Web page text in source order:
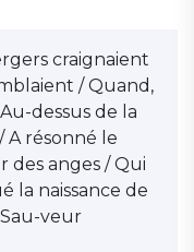
craignaient
/ Quand,
dessus de la
A résonné le
anges / Qui
la naissance de
veur